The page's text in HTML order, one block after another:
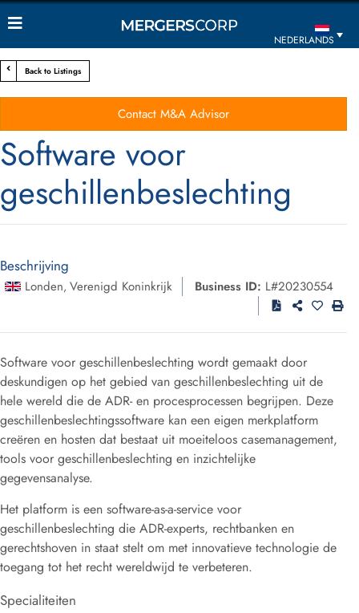
NEDERLANDS
Back to Listings
Contact M&A Advisor
Software voor
geschillenbeslechting
Beschrijving
Londen, Verenigd Koninkrijk Business ID: L#20230554
Software voor geschillenbeslechting wordt gemaakt door
deskundigen op het gebied van geschillenbeslechting uit de
hele wereld die de ADR- en procesprocessen begrijpen. Deze
geschillenbeslechtingssoftware kan een eigen merkplatform
creëren en hosten dat bestaat uit moeiteloos casemanagement,
tools voor geschillenbeslechting en inzichtelijke
gegevensanalyse.
Het platform is een software-as-a-service voor
geschillenbeslechting die ADR-experts, rechtbanken en
gerechtshoven in staat stelt om met innovatieve technologie de
toegang tot het recht wereldwijd te verbeteren.
Specialiteiten